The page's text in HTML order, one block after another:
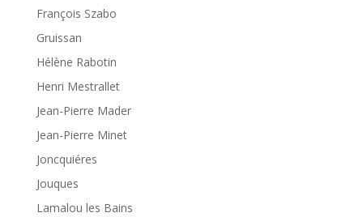
François Szabo
Gruissan
Hélène Rabotin
Henri Mestrallet
Jean-Pierre Mader
Jean-Pierre Minet
Joncquiéres
Jouques
Lamalou les Bains